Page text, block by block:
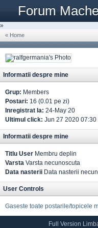
Forum
»
« Home
Informatii despre mine
Grup: Members
Postari: 16 (0.01 pe zi)
Inregistrat la: 24-May 20
Ultimul click: Jun 27 2020 07:30
Informatii despre mine
Titlu User Membru deplin
Varsta Varsta necunoscuta
Data nasterii Data nasterii
User Controls
Gaseste toate postarile/topicele
Full Version